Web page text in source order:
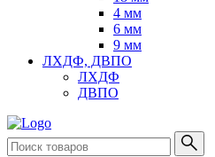
4 мм
6 мм
9 мм
ЛХДФ, ДВПО
ЛХДФ
ДВПО